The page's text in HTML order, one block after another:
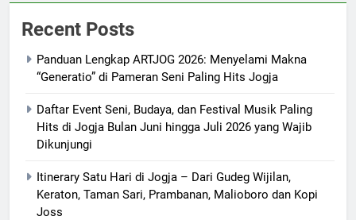
Recent Posts
Panduan Lengkap ARTJOG 2026: Menyelami Makna
“Generatio” di Pameran Seni Paling Hits Jogja
Daftar Event Seni, Budaya, dan Festival Musik Paling
Hits di Jogja Bulan Juni hingga Juli 2026 yang Wajib
Dikunjungi
Itinerary Satu Hari di Jogja – Dari Gudeg Wijilan,
Keraton, Taman Sari, Prambanan, Malioboro dan Kopi
Joss